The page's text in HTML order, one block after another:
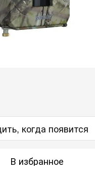
когда появится
В избранное